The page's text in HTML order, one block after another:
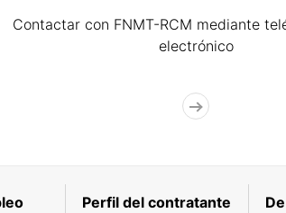
Contactar con FNMT-RCM mediante
electrónico
Perfil del contratante